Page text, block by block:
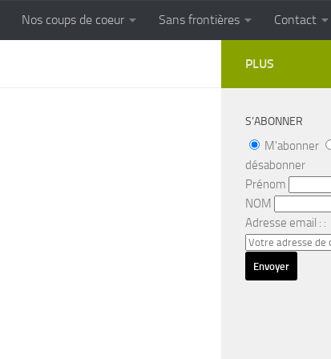
Cuisine populaire des terroirs
Nos coups de coeur Sans frontières Contact
PLUS
S’ABONNER
M'abonner
désabonner
Prénom
NOM
Adresse email : :